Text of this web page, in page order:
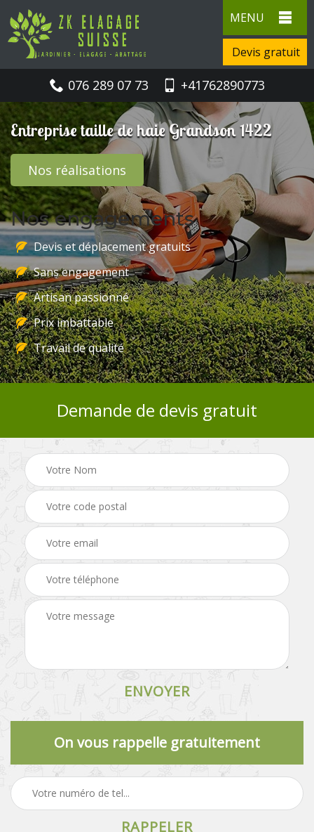
MENU
Devis gratuit
076 289 07 73 +41762890773
Entreprise taille de haie Grandson 1422
Nos réalisations
Nos engagements
Devis et déplacement gratuits
Sans engagement
Artisan passionné
Prix imbattable
Travail de qualité
Demande de devis gratuit
On vous rappelle gratuitement